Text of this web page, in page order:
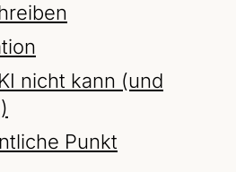
nicht kann (und
Punkt